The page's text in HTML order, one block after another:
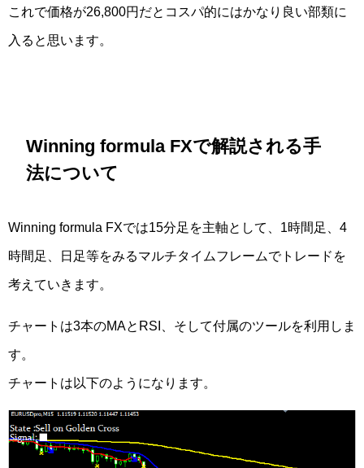
これで価格が26,800円だとコスパ的にはかなり良い部類に
入ると思います。
Winning formula FXで解説される手
法について
Winning formula FXでは15分足を主軸として、1時間足、4
時間足、日足等をみるマルチタイムフレームでトレードを
考えていきます。
チャートは3本のMAとRSI、そして付属のツールを利用しま
す。
チャートは以下のようになります。